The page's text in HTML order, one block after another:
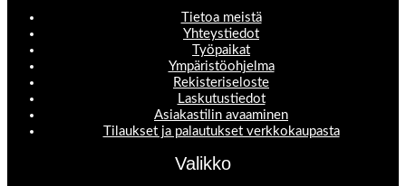
Tietoa meistä
Yhteystiedot
Työpaikat
Ympäristöohjelma
Rekisteriseloste
Laskutustiedot
Asiakastilin avaaminen
Tilaukset ja palautukset verkkokaupasta
Valikko